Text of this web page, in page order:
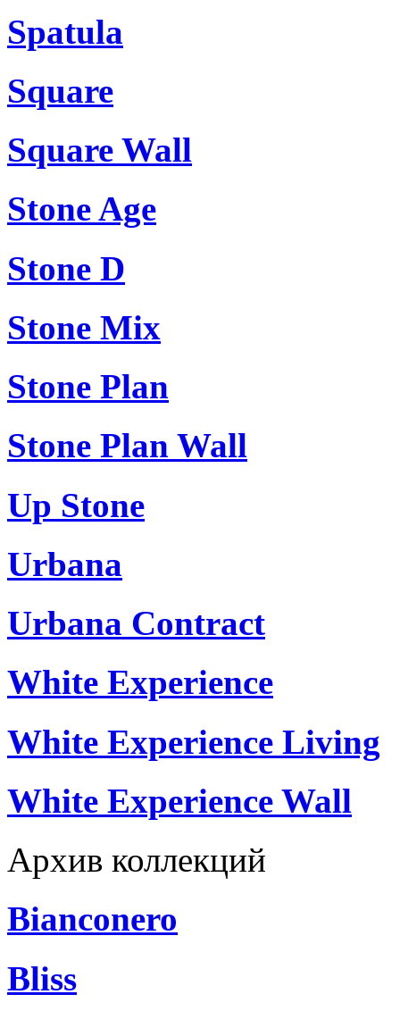
Spatula
Square
Square Wall
Stone Age
Stone D
Stone Mix
Stone Plan
Stone Plan Wall
Up Stone
Urbana
Urbana Contract
White Experience
White Experience Living
White Experience Wall
Архив коллекций
Bianconero
Bliss